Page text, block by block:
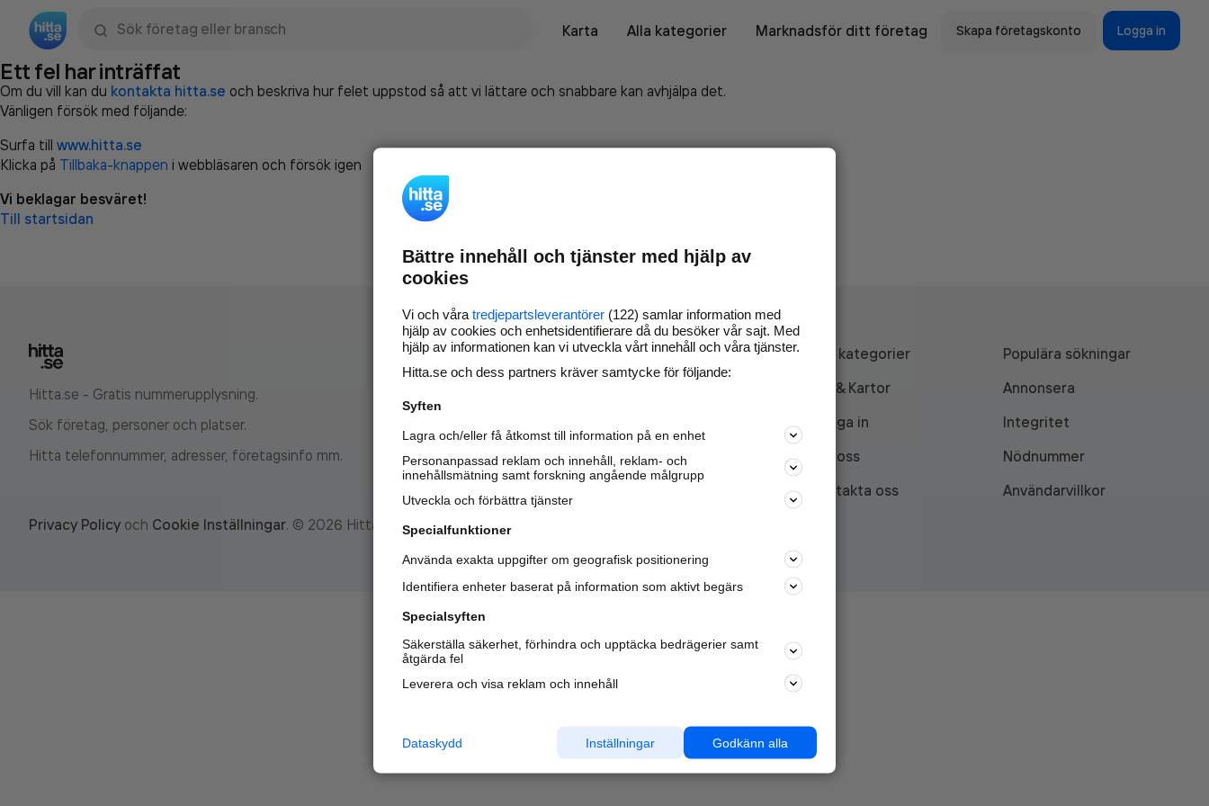
Karta
Alla kategorier Marknadsför ditt företag Skapa företagskonto Logga in
Ett fel har inträffat
Om du vill kan du kontakta hitta.se och beskriva hur felet uppstod så att vi lättare och snabbare kan avhjälpa det.
Vänligen försök med följande:
Surfa till www.hitta.se
Klicka på Tillbaka-knappen i webbläsaren och försök igen
Vi beklagar besväret!
Till startsidan
Hitta.se - Gratis nummerupplysning.
Sök företag, personer och platser.
Hitta telefonnummer, adresser, företagsinfo mm.
Marknadsför företaget på
nya kunder och
samarbetspartners nära dig.
Läs mer här
Alla kategorier
Populära sökningar
API & Kartor
Annonsera
Logga in
Integritet
Om oss
Nödnummer
Kontakta oss
Användarvillkor
Privacy Policy och Cookie Inställningar. © 2026 Hitta.se
Bättre innehåll och tjänster med hjälp av
cookies
Vi och våra tredjepartsleverantörer (122) samlar information med
hjälp av cookies och enhetsidentifierare då du besöker vår sajt. Med
hjälp av informationen kan vi utveckla vårt innehåll och våra tjänster.
Hitta.se och dess partners kräver samtycke för följande:
Syften
Lagra och/eller få åtkomst till information på en enhet
Personanpassad reklam och innehåll, reklam- och
innehållsmätning samt forskning angående målgrupp
Utveckla och förbättra tjänster
Specialfunktioner
Använda exakta uppgifter om geografisk positionering
Identifiera enheter baserat på information som aktivt begärs
Specialsyften
Säkerställa säkerhet, förhindra och upptäcka bedrägerier samt
åtgärda fel
Leverera och visa reklam och innehåll
Godkänn alla
Inställningar
Dataskydd